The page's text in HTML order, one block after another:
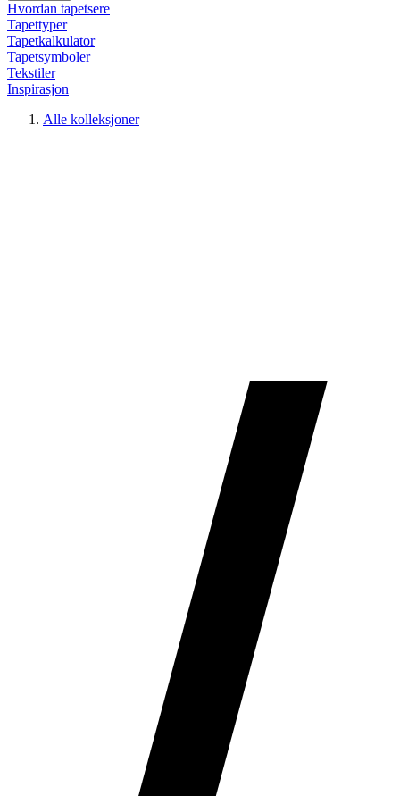
Hvordan tapetsere
Tapettyper
Tapetkalkulator
Tapetsymboler
Tekstiler
Inspirasjon
Alle kolleksjoner